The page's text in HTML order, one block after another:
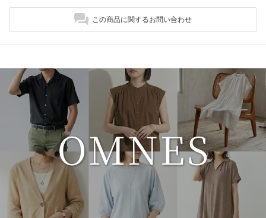
この商品に関するお問い合わせ